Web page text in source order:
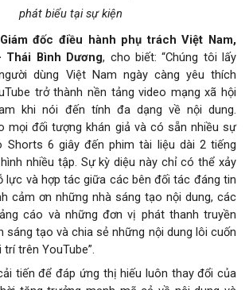
phát biểu tại sự kiện
đốc điều hành phụ trách Việt Nam,
Thái Bình Dương, cho biết: “Chúng tôi lấy
dùng Việt Nam ngày càng yêu thích
trở thành nền tảng video mạng xã hội
khi nói đến tính đa dạng về nội dung.
mọi đối tượng khán giả và có sẵn nhiều sự
Shorts 6 giây đến phim tài liệu dài 2 tiếng
nhiều tập. Sự kỳ diệu này chỉ có thể xảy
lực và hợp tác giữa các bên đối tác đáng tin
cảm ơn những nhà sáng tạo nội dung, các
cáo và những đơn vị phát thanh truyền
sáng tạo và chia sẻ những nội dung lôi cuốn
trên YouTube”.
tiến để đáp ứng thị hiếu luôn thay đổi của